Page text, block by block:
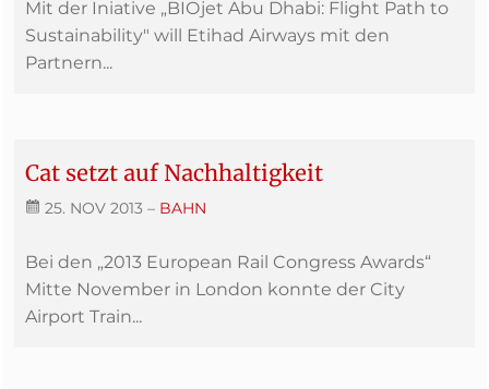
Mit der Iniative „BIOjet Abu Dhabi: Flight Path to
Sustainability" will Etihad Airways mit den
Partnern...
Cat setzt auf Nachhaltigkeit
25. NOV 2013 – BAHN
Bei den „2013 European Rail Congress Awards“
Mitte November in London konnte der City
Airport Train...